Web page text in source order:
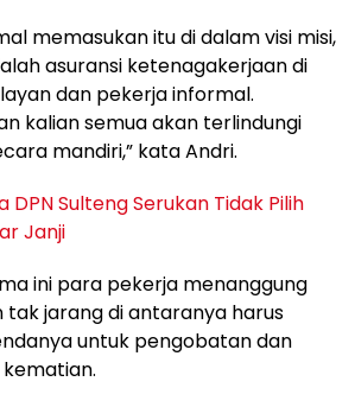
memasukan itu di dalam visi misi,
asuransi ketenagakerjaan di
dan pekerja informal.
kalian semua akan terlindungi
mandiri,” kata Andri.
DPN Sulteng Serukan Tidak Pilih
Janji
ini para pekerja menanggung
tak jarang di antaranya harus
untuk pengobatan dan